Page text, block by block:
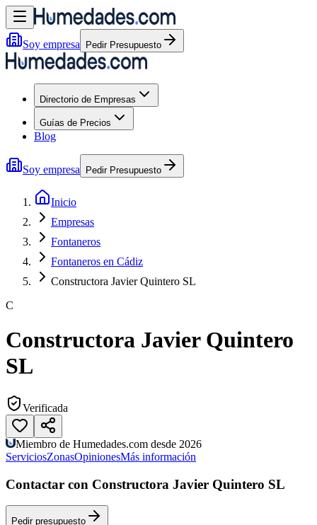
Soy empresa Pedir Presupuesto
Directorio de Empresas
Guías de Precios
Blog
Soy empresa Pedir Presupuesto
Inicio
Empresas
Fontaneros
Fontaneros en Cádiz
Constructora Javier Quintero SL
C
Constructora Javier Quintero
SL
Verificada
Miembro de Humedades.com desde 2026
ServiciosZonasOpinionesMás información
Contactar con Constructora Javier Quintero SL
Pedir presupuesto